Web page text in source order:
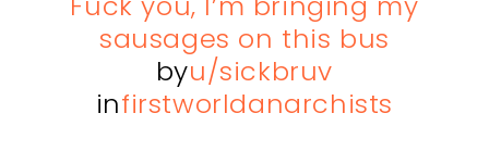
sausages on this bus
byu/sickbruv
infirstworldanarchists